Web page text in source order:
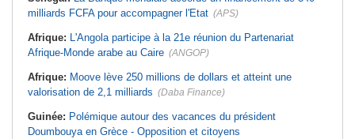
milliards FCFA pour accompagner l'Etat (APS)
Afrique: L'Angola participe à la 21e réunion du Partenariat
Afrique-Monde arabe au Caire (ANGOP)
Afrique: Moove lève 250 millions de dollars et atteint une
valorisation de 2,1 milliards (Daba Finance)
Guinée: Polémique autour des vacances du président
Doumbouya en Grèce - Opposition et citoyens